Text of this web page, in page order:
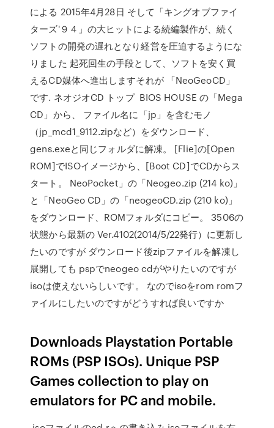
による 2015年4月28日 そして「キングオブファイ
ターズ'９４」の大ヒットによる続編製作が、続く
ソフトの開発の遅れとなり経営を圧迫するようにな
りました 起死回生の手段として、ソフトを安く買
えるCD媒体へ進出しますそれが 「NeoGeoCD」
です. ネオジオCD トップ BIOS HOUSE の「Mega
CD」から、 ファイル名に「jp」を含むモノ
（jp_mcd1_9112.zipなど）をダウンロード、
gens.exeと同じフォルダに解凍。 [Flie]の[Open
ROM]でISOイメージから、[Boot CD]でCDからス
タート。 NeoPocket」の「Neogeo.zip (214 ko)」
と「NeoGeo CD」の「neogeoCD.zip (210 ko)」
をダウンロード、ROMフォルダにコピー。 3506の
状態から最新の Ver.4102(2014/5/22発行）に更新し
たいのですが ダウンロード後zipファイルを解凍し
展開しても pspでneogeo cdがやりたいのですが
isoは使えないらしいです。 なのでisoをrom romフ
ァイルにしたいのですがどうすれば良いですか
Downloads Playstation Portable
ROMs (PSP ISOs). Unique PSP
Games collection to play on
emulators for PC and mobile.